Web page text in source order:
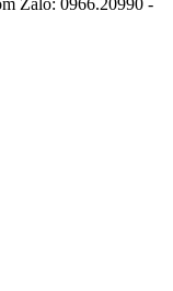
Zalo: 0966.20990 -